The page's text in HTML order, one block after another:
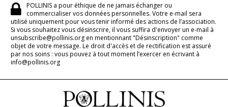
POLLINIS a pour éthique de ne jamais échanger ou
commercialiser vos données personnelles. Votre e-mail sera
utilisé uniquement pour vous tenir informé des actions de l’association.
Si vous souhaitez vous désinscrire, il vous suffira d'envoyer un e-mail à
unsubscribe@pollinis.org en mentionnant "Désinscription" comme
objet de votre message. Le droit d'accès et de rectification est assuré
par nos soins : vous pouvez à tout moment l’exercer en écrivant à
info@pollinis.org